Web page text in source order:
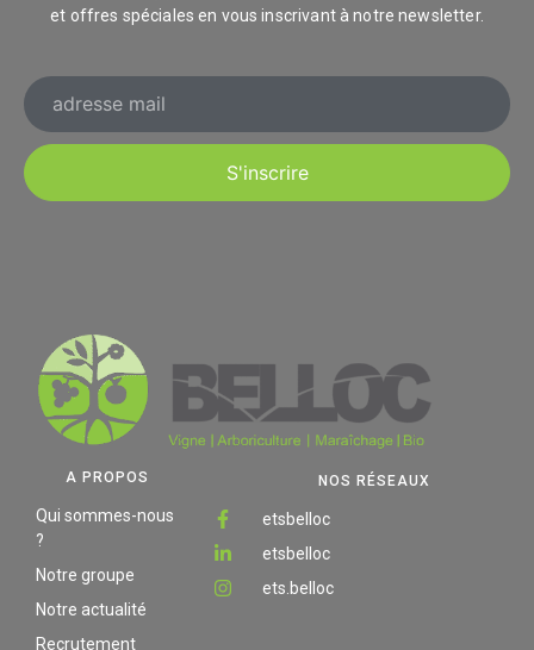
et offres spéciales en vous inscrivant à notre newsletter.
S'inscrire
NOS RÉSEAUX
etsbelloc
etsbelloc
ets.belloc
A PROPOS
Qui sommes-nous
?
Notre groupe
Notre actualité
Recrutement